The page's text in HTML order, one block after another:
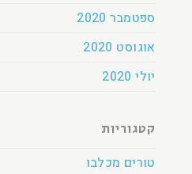
ספטמבר 2020
אוגוסט 2020
יולי 2020
קטגוריות
טורים מכלבו